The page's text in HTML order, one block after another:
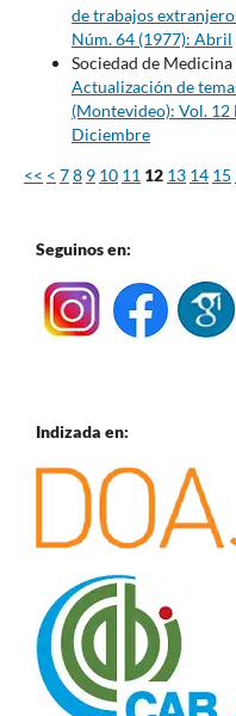
de trabajos
Núm. 64 (1977): Abril
Sociedad de
Actualización de
(Montevideo): Vol. 12
Diciembre
<< < 78 9 10 11 12 13 14 15
Seguinos en:
Indizada en: